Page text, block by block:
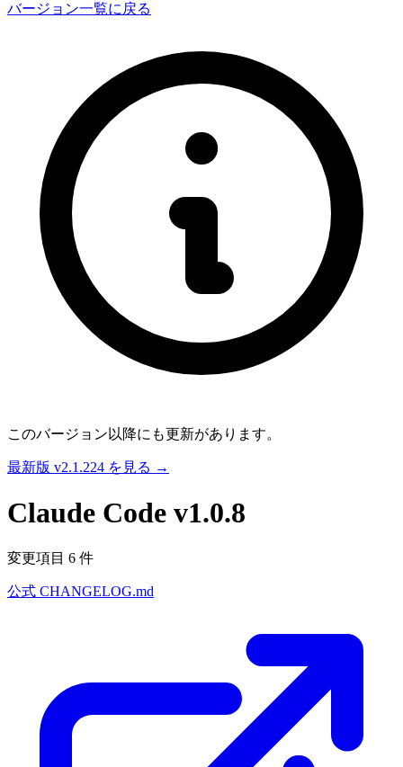
バージョン一覧に戻る
このバージョン以降にも更新があります。
最新版 v2.1.224 を見る →
Claude Code v1.0.8
変更項目 6 件
公式 CHANGELOG.md